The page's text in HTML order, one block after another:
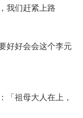
我们赶紧上路
好会会这个李元
祖母大人在上，